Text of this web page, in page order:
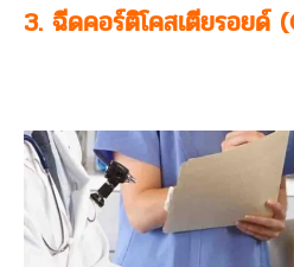
3. ฉีดคอร์ติโคสเตียรอยด์